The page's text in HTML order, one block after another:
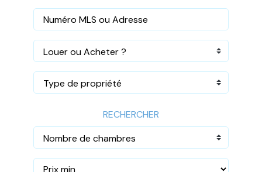
Louer ou Acheter ?
Type de propriété
RECHERCHER
Nombre de chambres